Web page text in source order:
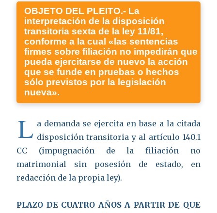
OBJETO DEL PLEITO.- La
interpretación de la disposición
transitoria sexta de la ley 11/81,
conforme a la cual «las sentencias
firmes sobre filiación no impedirán que
pueda ejercitarse de nuevo la acción
que se funde en pruebas o hechos
sólo previstos por la legislación
nueva».
L a demanda se ejercita en base a la citada
disposición transitoria y al artículo 140.1
CC (impugnación de la filiación no
matrimonial sin posesión de estado, en
redacción de la propia ley).
PLAZO DE CUATRO AÑOS A PARTIR DE QUE